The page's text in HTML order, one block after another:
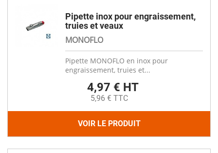
Pipette inox pour engraissement,
truies et veaux
MONOFLO
Pipette MONOFLO en inox pour
engraissement, truies et...
4,97 € HT
5,96 € TTC
VOIR LE PRODUIT